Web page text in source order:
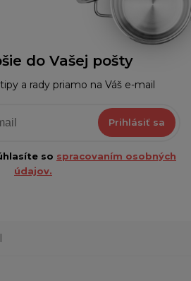
do Vašej pošty
a rady priamo na Váš e-mail
Prihlásiť sa
so spracovaním osobných
údajov.